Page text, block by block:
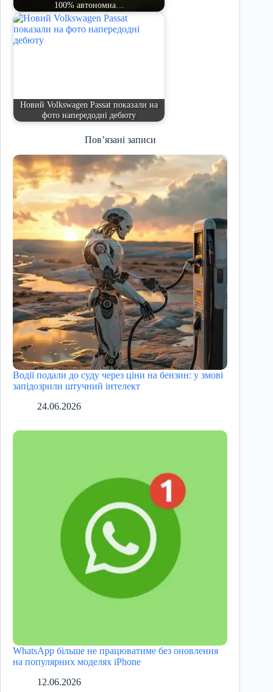
100% автономна…
Новий Volkswagen Passat показали на
фото напередодні дебюту
Пов’язані записи
Водії подали до суду через ціни на бензин: у змові
запідозрили штучний інтелект
24.06.2026
WhatsApp більше не працюватиме без оновлення
на популярних моделях iPhone
12.06.2026